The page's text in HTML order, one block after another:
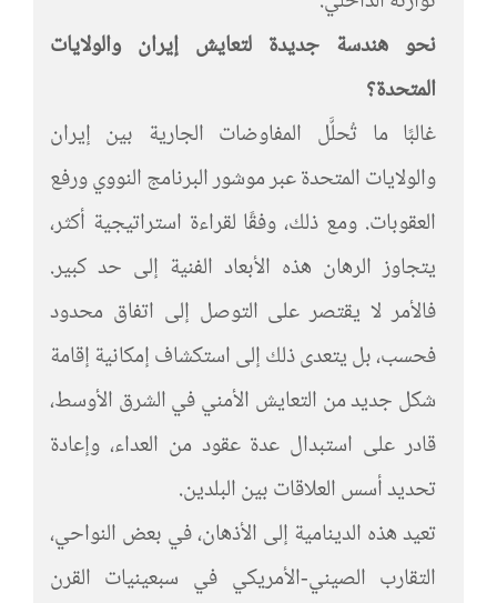
نحو هندسة جديدة لتعايش إيران والولايات
المتحدة؟
غالبًا ما تُحلَّل المفاوضات الجارية بين إيران
والولايات المتحدة عبر موشور البرنامج النووي ورفع
العقوبات. ومع ذلك، وفقًا لقراءة استراتيجية أكثر،
يتجاوز الرهان هذه الأبعاد الفنية إلى حد كبير.
فالأمر لا يقتصر على التوصل إلى اتفاق محدود
فحسب، بل يتعدى ذلك إلى استكشاف إمكانية إقامة
شكل جديد من التعايش الأمني في الشرق الأوسط،
قادر على استبدال عدة عقود من العداء، وإعادة
تحديد أسس العلاقات بين البلدين.
تعيد هذه الدينامية إلى الأذهان، في بعض النواحي،
التقارب الصيني-الأمريكي في سبعينيات القرن